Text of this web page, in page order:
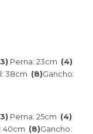
Perna: 23cm (4)
38cm (8)Gancho:
Perna: 25cm (4)
40cm (8)Gancho: